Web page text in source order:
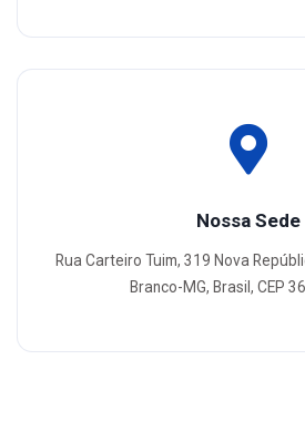
Nossa Sede
Rua Carteiro Tuim, 319 Nova
Branco-MG, Brasil, CEP